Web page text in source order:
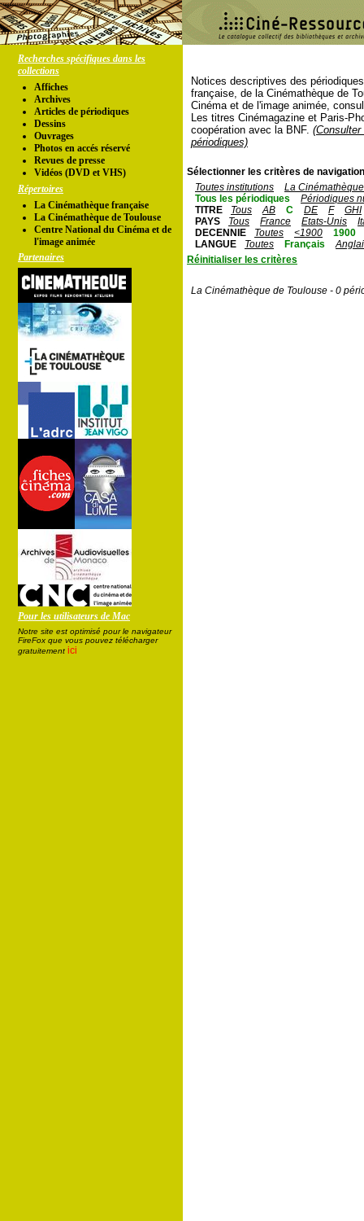
Recherches spécifiques dans les
collections
Affiches
Archives
Articles de périodiques
Dessins
Ouvrages
Photos en accés réservé
Revues de presse
Vidéos (DVD et VHS)
Répertoires
La Cinémathèque française
La Cinémathèque de Toulouse
Centre National du Cinéma et de
l'image animée
Partenaires
Pour les utilisateurs de Mac
Notre site est optimisé pour le navigateur
FireFox que vous pouvez télécharger
gratuitement ici
Notices descriptives des
française, de la Cinémathèque de
Cinéma et de l'image animée,
Les titres Cinémagazine et Paris-
coopération avec la BNF.
périodiques)
Sélectionner les critères de
Toutes institutions
La
Tous les périodiques
Périodiques
TITRE
Tous AB C DE F
GHI
PAYS
Tous France Etats-Unis
DECENNIE
Toutes <1900
1900
LANGUE
Toutes Français
Réinitialiser les critères
La Cinémathèque de Toulouse - 0